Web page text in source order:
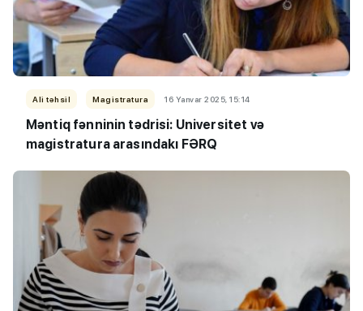
Ali təhsil Magistratura 16 Yanvar 2025, 15:14
Məntiq fənninin tədrisi: Universitet və
magistratura arasındakı FƏRQ